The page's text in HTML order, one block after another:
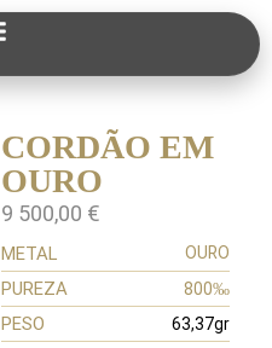
CORDÃO EM
OURO
9 500,00 €
METAL OURO
PUREZA 800‰
PESO 63,37gr